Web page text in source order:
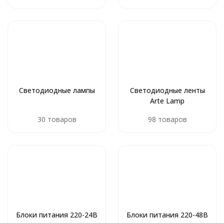
Светодиодные лампы
30 товаров
Светодиодные ленты
Arte Lamp
98 товаров
Блоки питания 220-24В
Блоки питания 220-48В